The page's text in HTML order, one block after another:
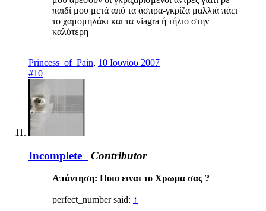
παιδί μου μετά από τα άσπρα-γκρίζα μαλλιά πάει
το χαμομηλάκι και τα viagra ή τήλιο στην
καλύτερη
Princess_of_Pain, 10 Ιουνίου 2007
#10
Incomplete_ Contributor
Απάντηση: Ποιο ειναι το Χρωμα σας ?
perfect_number said: ↑